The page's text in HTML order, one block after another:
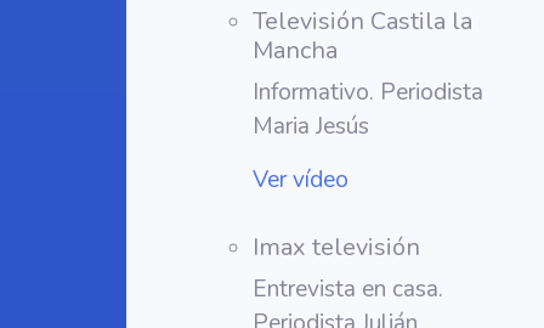
Televisión Castila la
Mancha
Informativo. Periodista
Maria Jesús
Ver vídeo
Imax televisión
Entrevista en casa.